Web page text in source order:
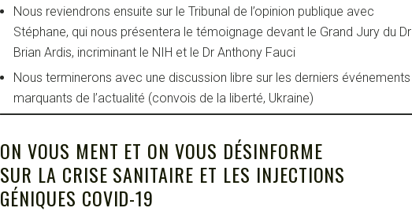
Nous reviendrons ensuite sur le Tribunal de l’opinion publique avec
Stéphane, qui nous présentera le témoignage devant le Grand Jury du Dr
Brian Ardis, incriminant le NIH et le Dr Anthony Fauci
Nous terminerons avec une discussion libre sur les derniers événements
marquants de l’actualité (convois de la liberté, Ukraine)
ON VOUS MENT ET ON VOUS DÉSINFORME
SUR LA CRISE SANITAIRE ET LES INJECTIONS
GÉNIQUES COVID-19